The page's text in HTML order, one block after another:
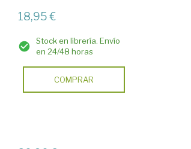
18,95 €
Stock en librería. Envío
en 24/48 horas
COMPRAR